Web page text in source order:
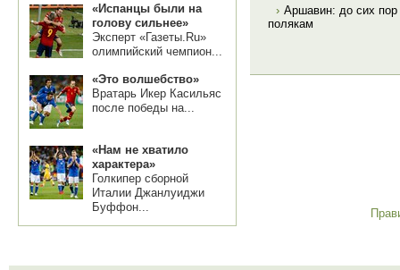
«Испанцы были на
голову сильнее»
Эксперт «Газеты.Ru»
олимпийский чемпион...
«Это волшебство»
Вратарь Икер Касильяс
после победы на...
«Нам не хватило
характера»
Голкипер сборной
Италии Джанлуиджи
Буффон...
› Аршавин: до сих пор
полякам